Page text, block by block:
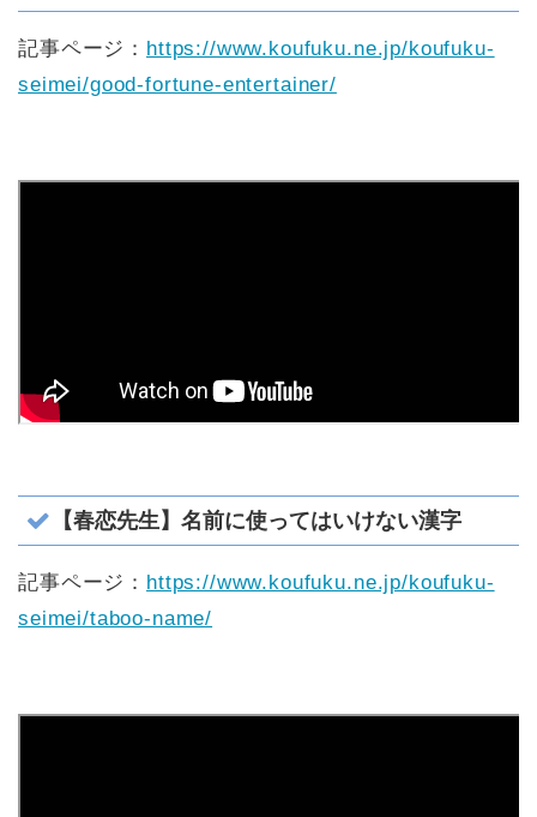
記事ページ： https://www.koufuku.ne.jp/koufuku-
seimei/good-fortune-entertainer/
【春恋先生】名前に使ってはいけない漢字
記事ページ： https://www.koufuku.ne.jp/koufuku-
seimei/taboo-name/